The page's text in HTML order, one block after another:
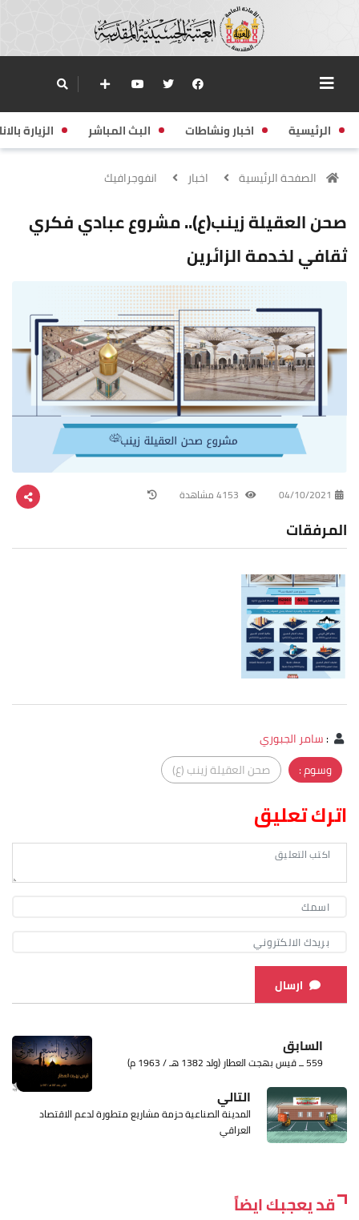
الرئيسية اخبار ونشاطات البث المباشر الزيارة
الصفحة الرئيسية اخبار انفوجرافيك
صحن العقيلة زينب(ع).. مشروع عبادي فكري
ثقافي لخدمة الزائرين
04/10/2021
المرفقات
:سامر الجبوري
وسوم :
صحن العقيلة زينب (ع)
اترك تعليق
ارسال
السابق
559 ــ قيس بهجت العطار (ولد 1382 هـ / 1963 م)
التالي
المدينة الصناعية حزمة مشاريع متطورة لدعم الاقتصاد
العراقي
قد يعجبك ايضاً